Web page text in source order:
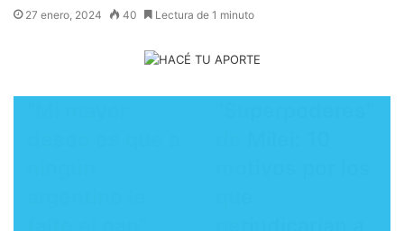
27 enero, 2024 40 Lectura de 1 minuto